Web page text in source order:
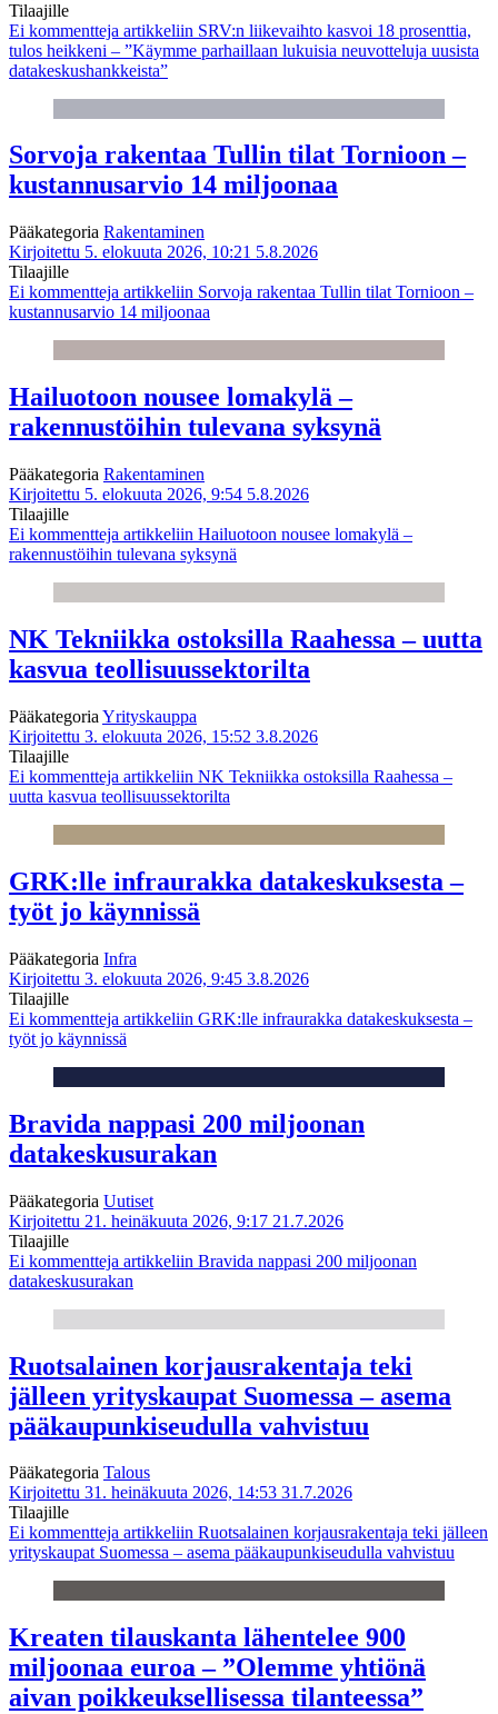
Tilaajille
Ei kommentteja artikkeliin SRV:n liikevaihto kasvoi 18 prosenttia,
tulos heikkeni – ”Käymme parhaillaan lukuisia neuvotteluja uusista
datakeskushankkeista”
Sorvoja rakentaa Tullin tilat Tornioon –
kustannusarvio 14 miljoonaa
Pääkategoria Rakentaminen
Kirjoitettu 5. elokuuta 2026, 10:21 5.8.2026
Tilaajille
Ei kommentteja artikkeliin Sorvoja rakentaa Tullin tilat Tornioon –
kustannusarvio 14 miljoonaa
Hailuotoon nousee lomakylä –
rakennustöihin tulevana syksynä
Pääkategoria Rakentaminen
Kirjoitettu 5. elokuuta 2026, 9:54 5.8.2026
Tilaajille
Ei kommentteja artikkeliin Hailuotoon nousee lomakylä –
rakennustöihin tulevana syksynä
NK Tekniikka ostoksilla Raahessa – uutta
kasvua teollisuussektorilta
Pääkategoria Yrityskauppa
Kirjoitettu 3. elokuuta 2026, 15:52 3.8.2026
Tilaajille
Ei kommentteja artikkeliin NK Tekniikka ostoksilla Raahessa –
uutta kasvua teollisuussektorilta
GRK:lle infraurakka datakeskuksesta –
työt jo käynnissä
Pääkategoria Infra
Kirjoitettu 3. elokuuta 2026, 9:45 3.8.2026
Tilaajille
Ei kommentteja artikkeliin GRK:lle infraurakka datakeskuksesta –
työt jo käynnissä
Bravida nappasi 200 miljoonan
datakeskusurakan
Pääkategoria Uutiset
Kirjoitettu 21. heinäkuuta 2026, 9:17 21.7.2026
Tilaajille
Ei kommentteja artikkeliin Bravida nappasi 200 miljoonan
datakeskusurakan
Ruotsalainen korjausrakentaja teki
jälleen yrityskaupat Suomessa – asema
pääkaupunkiseudulla vahvistuu
Pääkategoria Talous
Kirjoitettu 31. heinäkuuta 2026, 14:53 31.7.2026
Tilaajille
Ei kommentteja artikkeliin Ruotsalainen korjausrakentaja teki jälleen
yrityskaupat Suomessa – asema pääkaupunkiseudulla vahvistuu
Kreaten tilauskanta lähentelee 900
miljoonaa euroa – ”Olemme yhtiönä
aivan poikkeuksellisessa tilanteessa”